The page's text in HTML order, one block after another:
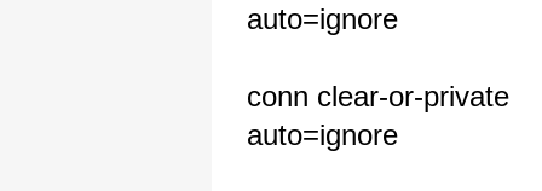
auto=ignore
conn clear-or-private
auto=ignore